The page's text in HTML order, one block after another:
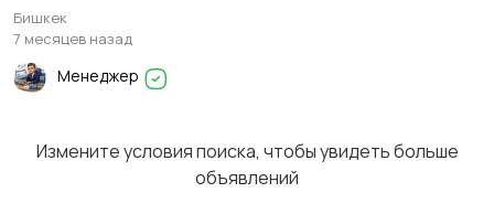
Бишкек
7 месяцев назад
Менеджер
Измените условия поиска, чтобы увидеть больше
объявлений